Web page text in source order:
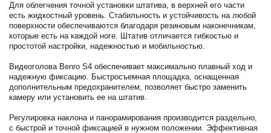
Для облегчения точной установки штатива, в верхней его части
есть жидкостный уровень. Стабильность и устойчивость на любой
поверхности обеспечиваются благодаря резиновым наконечникам,
которые есть на каждой ноге. Штатив отличается гибкостью и
простотой настройки, надежностью и мобильностью.
Видеоголова Benro S4 обеспечивает максимально плавный ход и
надежную фиксацию. Быстросъемная площадка, оснащенная
дополнительным предохранителем, позволяет быстро заменить
камеру или установить ее на штатив.
Регулировка наклона и панорамирования производится раздельно,
с быстрой и точной фиксацией в нужном положении. Эффективная